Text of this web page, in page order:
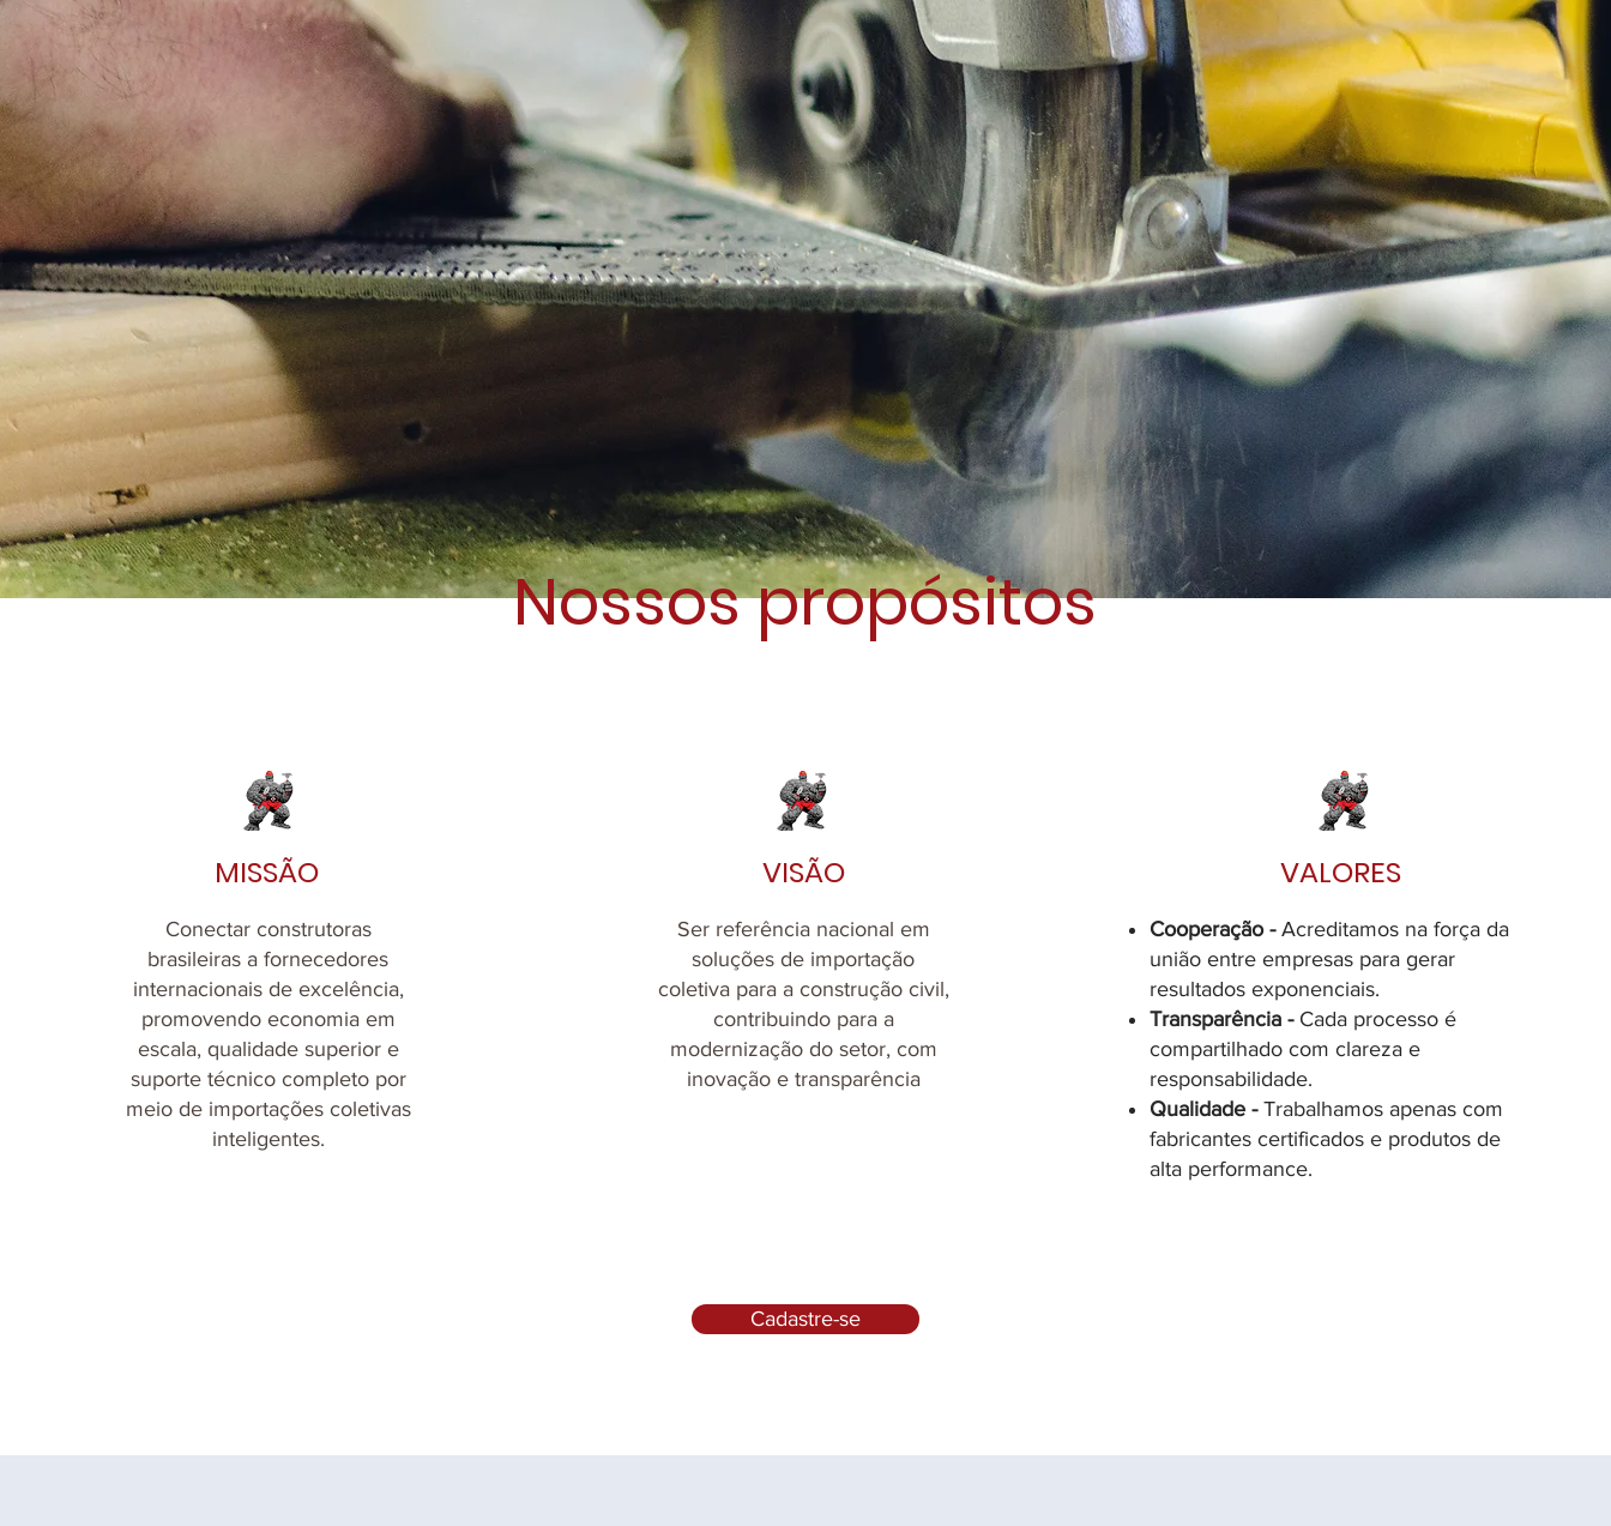
Nossos propósitos
MISSÃO
Conectar construtoras
brasileiras a fornecedores
internacionais de excelência,
promovendo economia em
escala, qualidade superior e
suporte técnico completo por
meio de importações coletivas
inteligentes.
VISÃO
Ser referência nacional em
soluções de importação
coletiva para a construção civil,
contribuindo para a
modernização do setor, com
inovação e transparência
VALORES
Cooperação - Acreditamos na força da
união entre empresas para gerar
resultados exponenciais.
Transparência -Cada processo é
compartilhado com clareza e
responsabilidade.
Qualidade - Trabalhamos apenas com
fabricantes certificados e produtos de
alta performance.
Cadastre-se